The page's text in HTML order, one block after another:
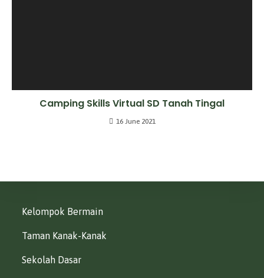
Camping Skills Virtual SD Tanah Tingal
16 June 2021
Kelompok Bermain
Taman Kanak-Kanak
Sekolah Dasar